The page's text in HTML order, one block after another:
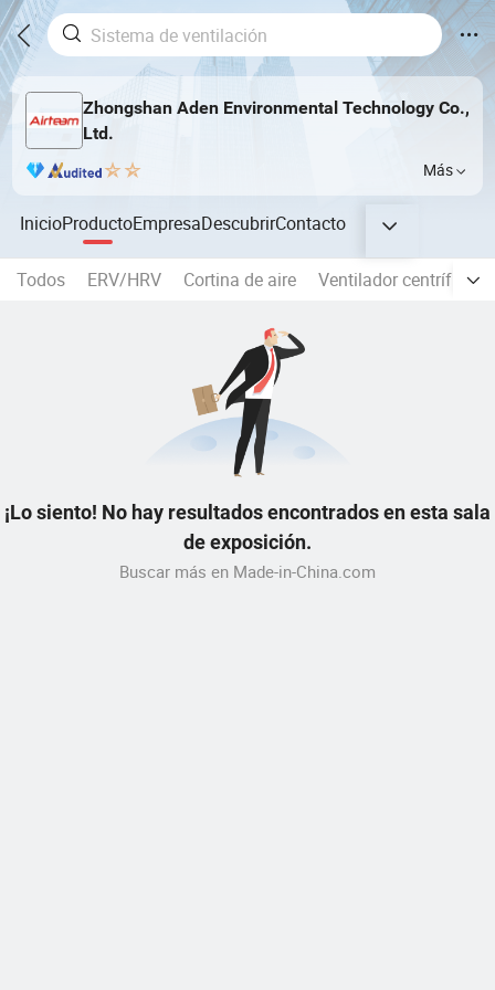
Zhongshan Aden Environmental Technology Co.,
Ltd.
Más
InicioProductoEmpresaDescubrirContacto
Todos ERV/HRV Cortina de aire Ventilador centrífugo
¡Lo siento! No hay resultados encontrados en esta sala
de exposición.
Buscar más en Made-in-China.com